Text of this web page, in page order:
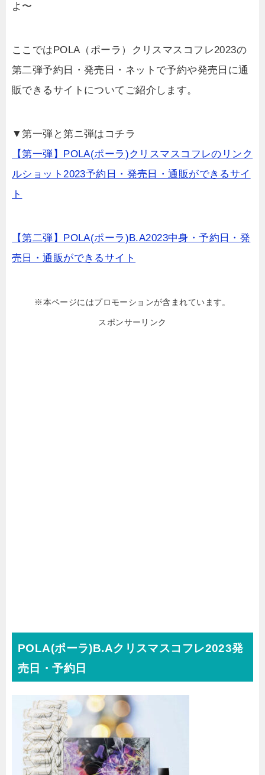
よ〜
ここではPOLA（ポーラ）クリスマスコフレ2023の
第二弾予約日・発売日・ネットで予約や発売日に通
販できるサイトについてご紹介します。
▼第一弾と第ニ弾はコチラ
【第一弾】POLA(ポーラ)クリスマスコフレのリンク
ルショット2023予約日・発売日・通販ができるサイ
ト
【第二弾】POLA(ポーラ)B.A2023中身・予約日・発
売日・通販ができるサイト
※本ページにはプロモーションが含まれています。
スポンサーリンク
POLA(ポーラ)B.Aクリスマスコフレ2023発
売日・予約日